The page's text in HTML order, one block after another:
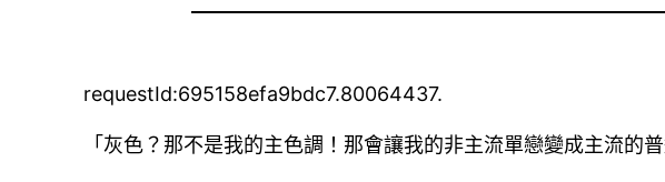
requestId:695158efa9bdc7.80064437.
「灰色？那不是我的主色調！那會讓我的非主流單戀變成主流的